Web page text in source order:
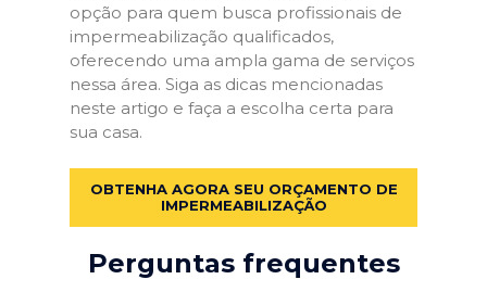
opção para quem busca profissionais de
impermeabilização qualificados,
oferecendo uma ampla gama de serviços
nessa área. Siga as dicas mencionadas
neste artigo e faça a escolha certa para
sua casa.
OBTENHA AGORA SEU ORÇAMENTO DE
IMPERMEABILIZAÇÃO
Perguntas frequentes